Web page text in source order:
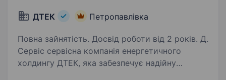
ДТЕК Петропавлівка
Повна зайнятість. Досвід роботи від 2 років. Д.
Сервіс сервісна компанія енергетичного
холдингу ДТЕК, яка забезпечує надійну